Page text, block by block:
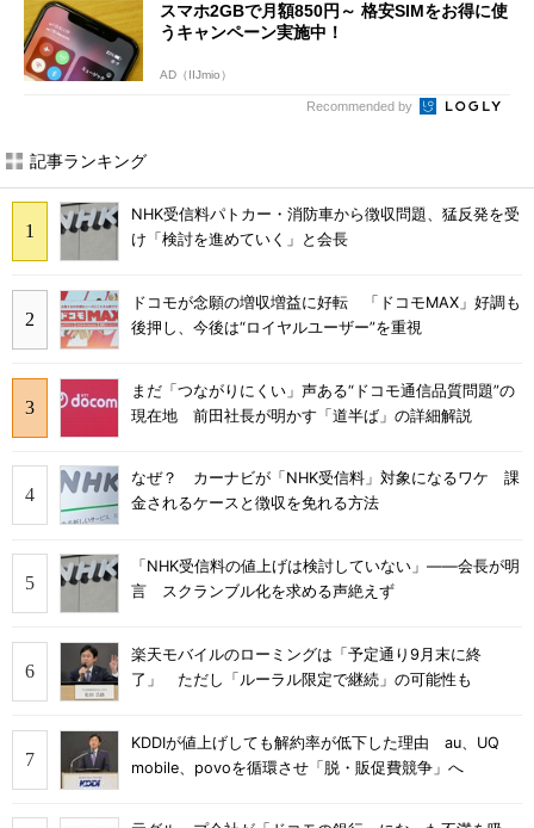
スマホ2GBで月額850円～ 格安SIMをお得に使
うキャンペーン実施中！
AD（IIJmio）
Recommended by
記事ランキング
NHK受信料パトカー・消防車から徴収問題、猛反発を受
け「検討を進めていく」と会長
ドコモが念願の増収増益に好転 「ドコモMAX」好調も
後押し、今後は“ロイヤルユーザー”を重視
まだ「つながりにくい」声ある“ドコモ通信品質問題”の
現在地 前田社長が明かす「道半ば」の詳細解説
なぜ？ カーナビが「NHK受信料」対象になるワケ 課
金されるケースと徴収を免れる方法
「NHK受信料の値上げは検討していない」――会長が明
言 スクランブル化を求める声絶えず
楽天モバイルのローミングは「予定通り9月末に終
了」 ただし「ルーラル限定で継続」の可能性も
KDDIが値上げしても解約率が低下した理由 au、UQ
mobile、povoを循環させ「脱・販促費競争」へ